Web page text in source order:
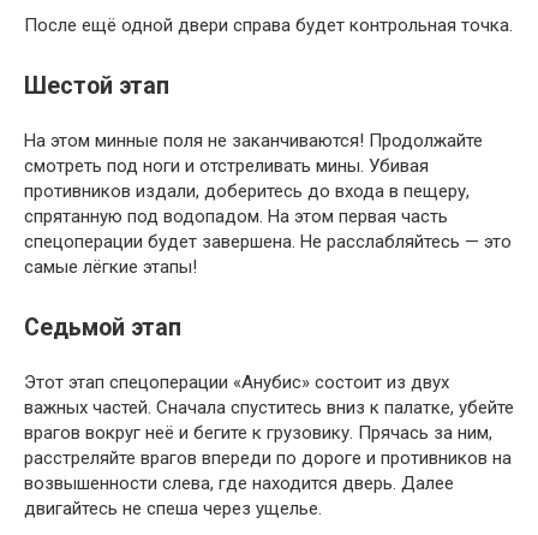
После ещё одной двери справа будет контрольная точка.
Шестой этап
На этом минные поля не заканчиваются! Продолжайте
смотреть под ноги и отстреливать мины. Убивая
противников издали, доберитесь до входа в пещеру,
спрятанную под водопадом. На этом первая часть
спецоперации будет завершена. Не расслабляйтесь — это
самые лёгкие этапы!
Седьмой этап
Этот этап спецоперации «Анубис» состоит из двух
важных частей. Сначала спуститесь вниз к палатке, убейте
врагов вокруг неё и бегите к грузовику. Прячась за ним,
расстреляйте врагов впереди по дороге и противников на
возвышенности слева, где находится дверь. Далее
двигайтесь не спеша через ущелье.